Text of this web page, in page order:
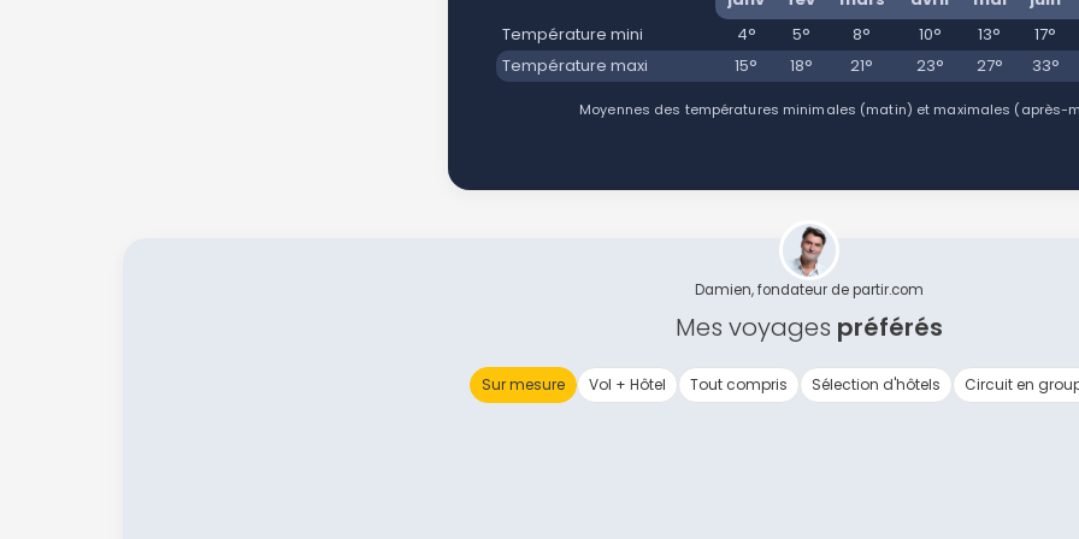
Température mini
4° 5° 8° 10° 13°
17°
Température maxi
15° 18° 21° 23° 27° 33°
Moyennes des températures minimales (matin) et maximales (après-
Damien, fondateur de partir.com
Mes voyages préférés
Sur mesure Vol + Hôtel Tout compris Sélection d'hôtels Circuit en